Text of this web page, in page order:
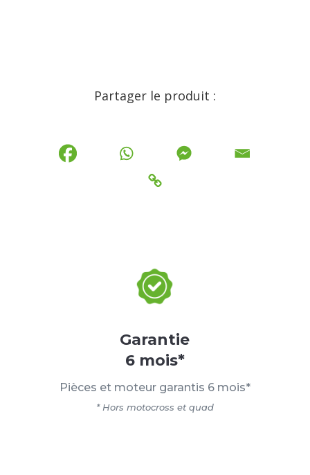
Partager le produit :
Garantie
6 mois*
Pièces et moteur garantis 6 mois*
* Hors motocross et quad